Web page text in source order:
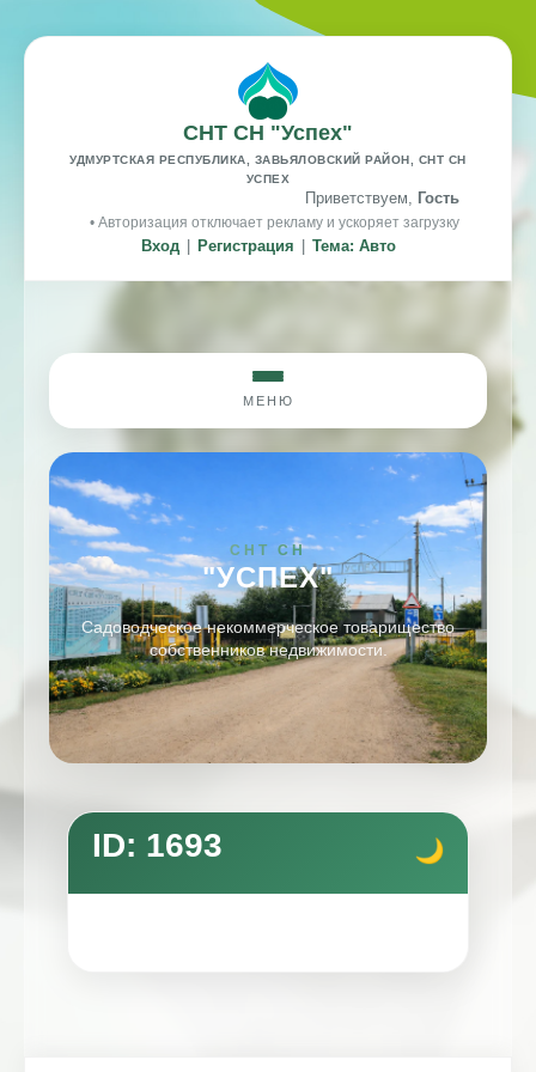
СНТ СН "Успех"
УДМУРТСКАЯ РЕСПУБЛИКА, ЗАВЬЯЛОВСКИЙ РАЙОН, СНТ СН
УСПЕХ
Приветствуем, Гость
• Авторизация отключает рекламу и ускоряет загрузку
Вход Регистрация Тема: Авто
МЕНЮ
СНТ СН
"УСПЕХ"
Садоводческое некоммерческое товарищество
собственников недвижимости.
ID: 1693